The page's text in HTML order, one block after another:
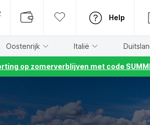
Help
Oostenrijk Italië
op zomerverblijven met code